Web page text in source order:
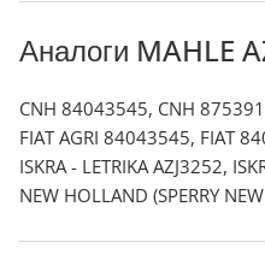
Аналоги MAHLE
CNH 84043545, CNH
FIAT AGRI 84043545, FIAT
ISKRA - LETRIKA AZJ3252,
NEW HOLLAND (SPERRY